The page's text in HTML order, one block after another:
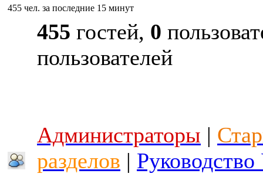
455 чел. за последние 15 минут
455 гостей, 0
пользователей
Администраторы |
разделов |